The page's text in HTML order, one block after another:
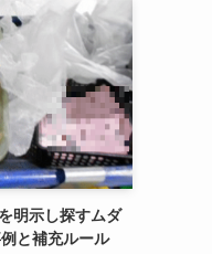
明示し探すムダ
と補充ルール